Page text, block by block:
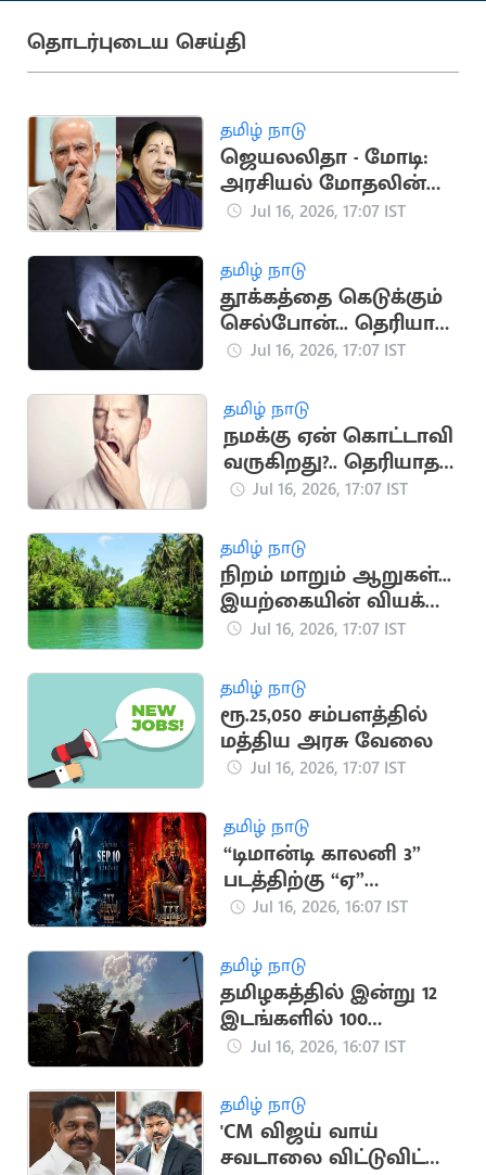
தொடர்புடைய செய்தி
தமிழ் நாடு
ஜெயலலிதா - மோடி:
அரசியல் மோதலின்
முக்கிய தருணங்கள்
Jul 16, 2026, 17:07 IST
தமிழ் நாடு
தூக்கத்தை கெடுக்கும்
செல்போன்... தெரியாத
ஆபத்துகள்
Jul 16, 2026, 17:07 IST
தமிழ் நாடு
நமக்கு ஏன் கொட்டாவி
வருகிறது?.. தெரியாத
சுவாரஸ்ய
Jul 16, 2026, 17:07 IST
தமிழ் நாடு
நிறம் மாறும் ஆறுகள்...
இயற்கையின் வியக்க
வைக்கும்
Jul 16, 2026, 17:07 IST
தமிழ் நாடு
ரூ.25,050 சம்பளத்தில்
மத்திய அரசு வேலை
Jul 16, 2026, 17:07 IST
தமிழ் நாடு
“டிமான்டி காலனி 3”
படத்திற்கு “ஏ”
சான்றிதழ் வழங்கிய
Jul 16, 2026, 16:07 IST
தமிழ் நாடு
தமிழகத்தில் இன்று 12
இடங்களில் 100
டிகிரியை தாண்டிய
Jul 16, 2026, 16:07 IST
தமிழ் நாடு
'CM விஜய் வாய்
சவடாலை விட்டுவிட்டு